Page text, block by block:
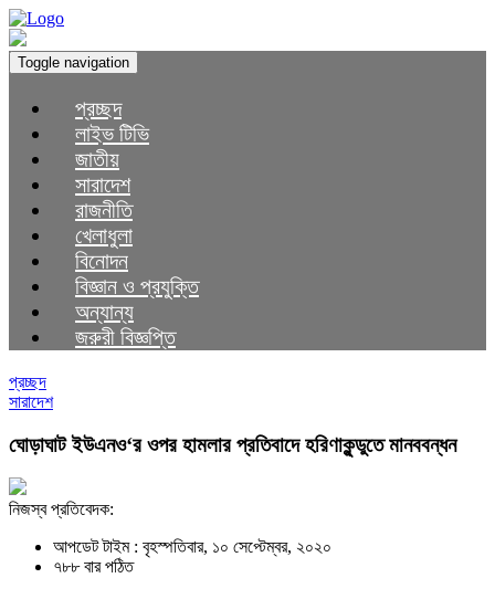
Toggle navigation
প্রচ্ছদ
লাইভ টিভি
জাতীয়
সারাদেশ
রাজনীতি
খেলাধুলা
বিনোদন
বিজ্ঞান ও প্রযুক্তি
অন্যান্য
জরুরী বিজ্ঞপ্তি
প্রচ্ছদ
সারাদেশ
ঘোড়াঘাট ইউএনও‘র ওপর হামলার প্রতিবাদে হরিণাকুন্ডুতে মানববন্ধন
নিজস্ব প্রতিবেদক:
আপডেট টাইম : বৃহস্পতিবার, ১০ সেপ্টেম্বর, ২০২০
৭৮৮ বার পঠিত